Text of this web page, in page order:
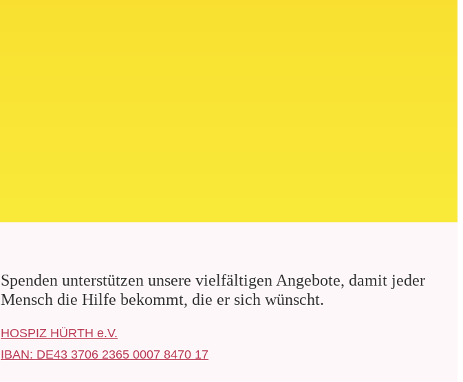
Spenden unterstützen unsere vielfältigen Angebote, damit jeder
Mensch die Hilfe bekommt, die er sich wünscht.
HOSPIZ HÜRTH e.V.
IBAN: DE43 3706 2365 0007 8470 17